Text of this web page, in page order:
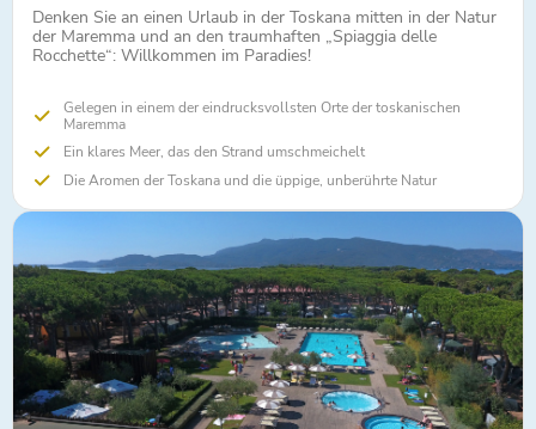
Denken Sie an einen Urlaub in der Toskana mitten in der Natur
der Maremma und an den traumhaften „Spiaggia delle
Rocchette“: Willkommen im Paradies!
Gelegen in einem der eindrucksvollsten Orte der toskanischen
Maremma
Ein klares Meer, das den Strand umschmeichelt
Die Aromen der Toskana und die üppige, unberührte Natur